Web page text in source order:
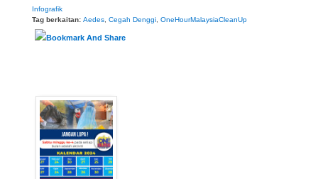
Infografik
Tag berkaitan: Aedes Cegah Denggi OneHourMalaysiaCleanUp